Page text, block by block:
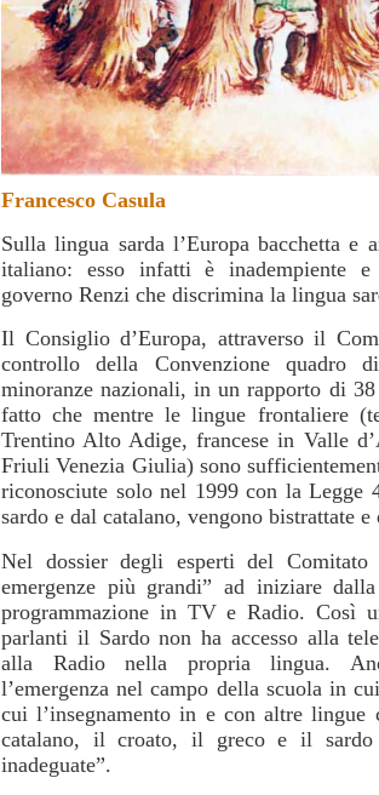
Francesco Casula
Sulla lingua sarda l’Europa bacchetta e
italiano: esso infatti è inadempiente
governo Renzi che discrimina la lingua
Il Consiglio d’Europa, attraverso il
controllo della Convenzione quadro
minoranze nazionali, in un rapporto di
fatto che mentre le lingue frontaliere
Trentino Alto Adige, francese in Valle
Friuli Venezia Giulia) sono
riconosciute solo nel 1999 con la Legge
sardo e dal catalano, vengono bistrattate e
Nel dossier degli esperti del Comitato
emergenze più grandi” ad iniziare
programmazione in TV e Radio. Così
parlanti il Sardo non ha accesso alla
alla Radio nella propria lingua.
l’emergenza nel campo della scuola in
cui l’insegnamento in e con altre lingue
catalano, il croato, il greco e il sardo
inadeguate”.